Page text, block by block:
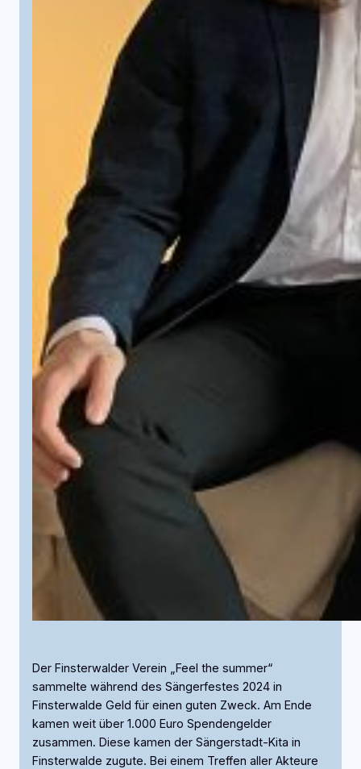
Der Finsterwalder Verein „Feel the summer“
sammelte während des Sängerfestes 2024 in
Finsterwalde Geld für einen guten Zweck. Am Ende
kamen weit über 1.000 Euro Spendengelder
zusammen. Diese kamen der Sängerstadt-Kita in
Finsterwalde zugute. Bei einem Treffen aller Akteure